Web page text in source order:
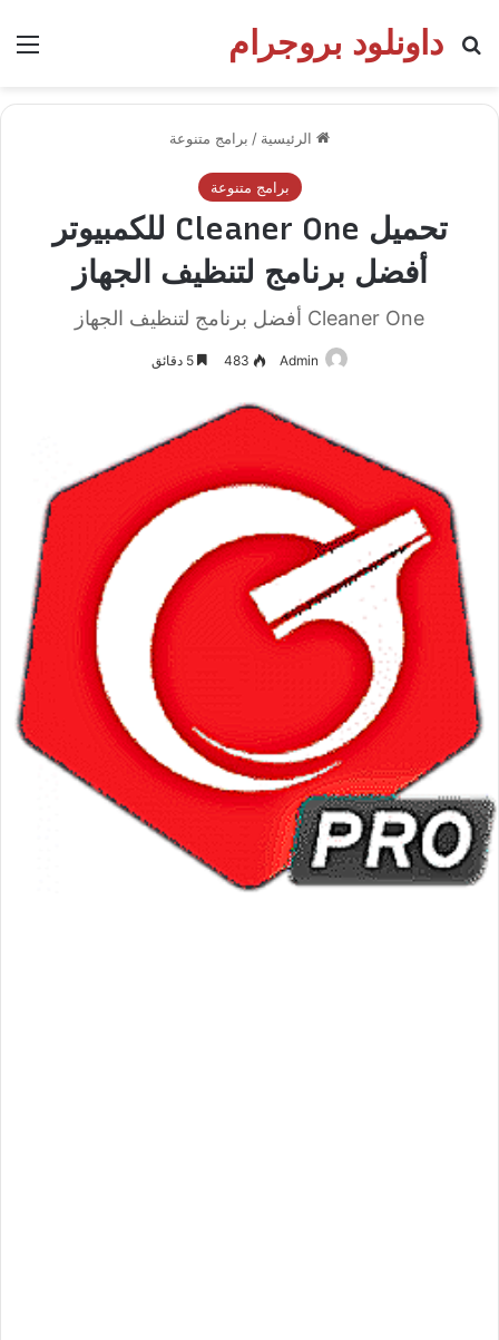
داونلود بروجرام
بحث عن
الرئيسية / برامج متنوعة
برامج متنوعة
تحميل Cleaner One للكمبيوتر
أفضل برنامج لتنظيف الجهاز
Cleaner One أفضل برنامج لتنظيف الجهاز
Admin
483